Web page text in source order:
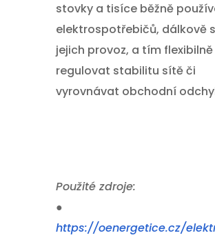
stovky a tisíce běžně
elektrospotřebičů, dálkově
jejich provoz, a tím flexibilně
regulovat stabilitu sítě či
vyrovnávat obchodní
Použité zdroje:
●
https://oenergetice.cz/